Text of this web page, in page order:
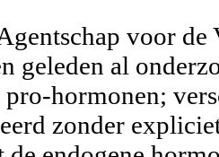
voor
geleden al
pro-hormonen;
zonder